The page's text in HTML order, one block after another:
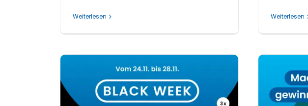
Weiterlesen Weiterlesen